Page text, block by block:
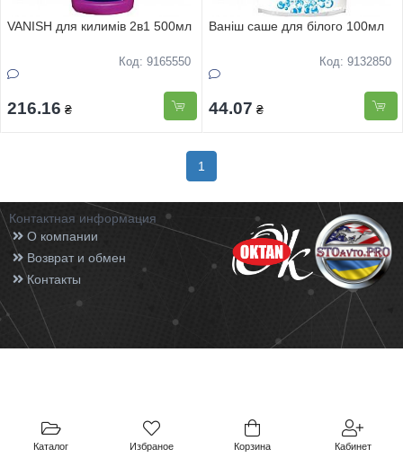
Каталог Избраное Корзина Кабинет
VANISH для килимів 2в1 500мл
Код: 9165550
216.16 ₴
Ваніш саше для білого 100мл
Код: 9132850
44.07 ₴
1
Контактная информация
О компании
Возврат и обмен
Контакты